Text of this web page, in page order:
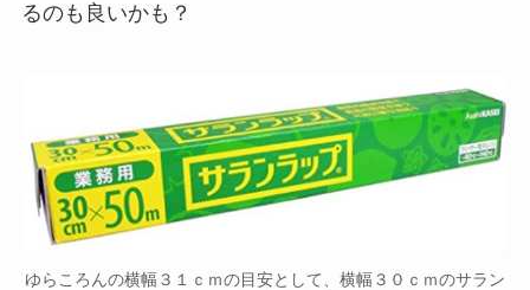
るのも良いかも？
ゆらころんの横幅３１ｃｍの目安として、横幅３０ｃｍのサラン